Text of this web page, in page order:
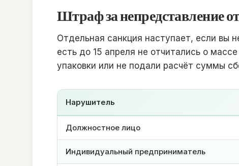
Штраф за непредставление
Отдельная санкция наступает, если вы
есть до 15 апреля не отчитались о
упаковки или не подали расчёт суммы
Нарушитель
Должностное лицо
Индивидуальный предприниматель